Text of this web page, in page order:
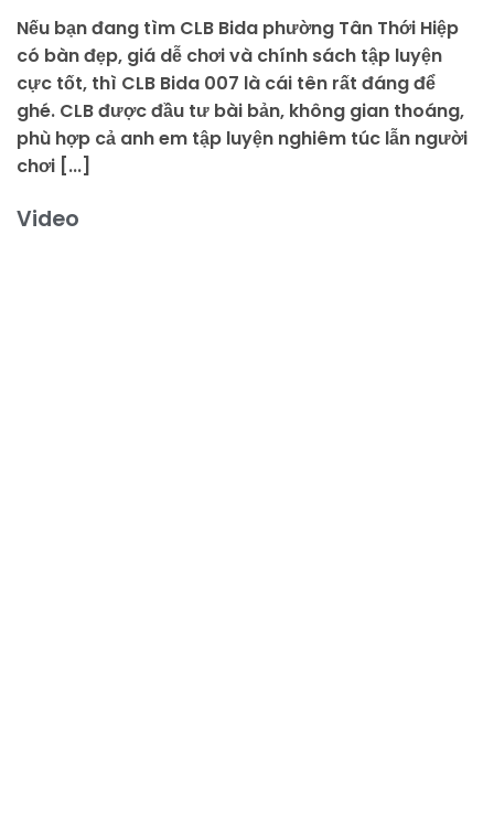
Nếu bạn đang tìm CLB Bida phường Tân Thới Hiệp
có bàn đẹp, giá dễ chơi và chính sách tập luyện
cực tốt, thì CLB Bida 007 là cái tên rất đáng để
ghé. CLB được đầu tư bài bản, không gian thoáng,
phù hợp cả anh em tập luyện nghiêm túc lẫn người
chơi [...]
Video